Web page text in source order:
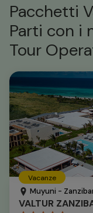
Pacchetti
Parti con i
Tour
Vacanze
Muyuni -